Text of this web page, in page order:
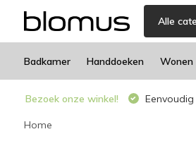
Alle
Badkamer Handdoeken Wonen
Bezoek onze winkel!
Home